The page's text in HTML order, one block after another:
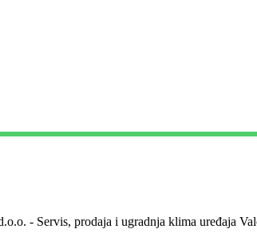
- Servis, prodaja i ugradnja klima uređaja